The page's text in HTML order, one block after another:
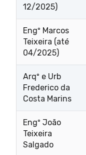
12/2025)
Engº Marcos
Teixeira (até
04/2025)
Arqº e Urb
Frederico da
Costa Marins
Engº João
Teixeira
Salgado